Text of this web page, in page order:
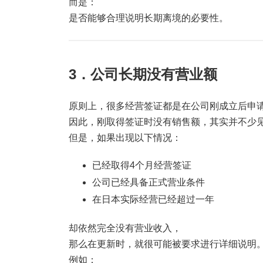
是否能够合理说明长期离境的必要性。
3．公司长期没有营业额
原则上，很多经营签证都是在公司刚成立后申请
因此，刚取得签证时没有销售额，其实并不少见
但是，如果出现以下情况：
已经取得4个月经营签证
公司已经具备正式营业条件
在日本实际经营已经超过一年
却依然完全没有营业收入，
那么在更新时，就很可能被要求进行详细说明。
例如：